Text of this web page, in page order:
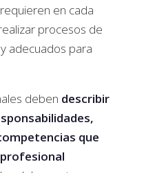
en cada
procesos de
adecuados para
deben describir
que